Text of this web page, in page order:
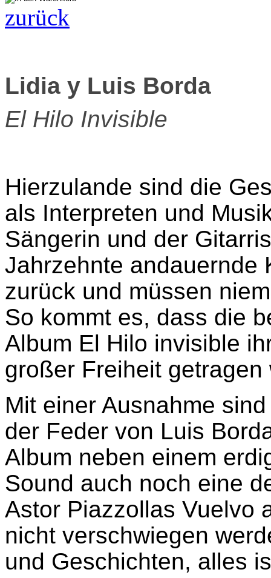
zurück
Lidia y Luis Borda
El Hilo Invisible
Hierzulande sind die
als Interpreten und
Sängerin und der
Jahrzehnte andauernde
zurück und müssen
So kommt es, dass die
Album El Hilo invisible
großer Freiheit getragen
Mit einer Ausnahme
der Feder von Luis
Album neben einem
Sound auch noch eine
Astor Piazzollas Vuelvo
nicht verschwiegen
und Geschichten, alles